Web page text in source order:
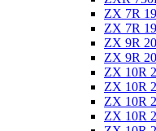
ZX 7R
ZX 7R
ZX 9R
ZX 9R
ZX 10R
ZX 10R
ZX 10R
ZX 10R